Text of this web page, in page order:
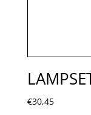
€30,45